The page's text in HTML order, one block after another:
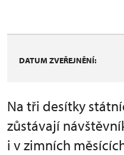
DATUM ZVEŘEJNĚNÍ:
Na tři desítky
zůstávají
i v zimních